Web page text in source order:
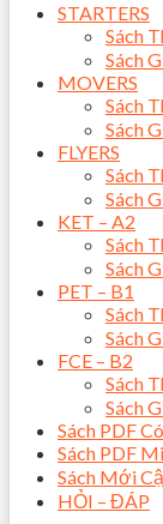
STARTERS
Sách
Sách
MOVERS
Sách
Sách
FLYERS
Sách
Sách
KET – A2
Sách
Sách
PET – B1
Sách
Sách
FCE – B2
Sách
Sách
Sách PDF
Sách PDF
Sách Mới
HỎI – ĐÁP